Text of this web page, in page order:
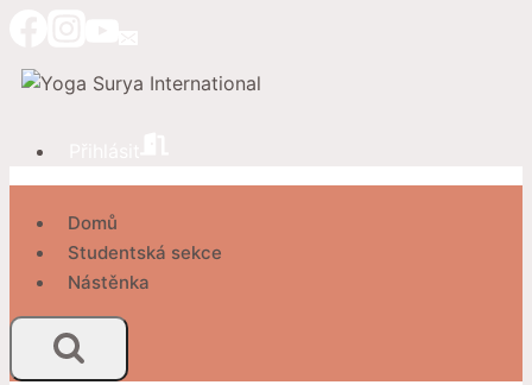
obsah
Domů
Studentská sekce
Nástěnka